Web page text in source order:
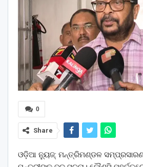
0
Share
ଓଡ଼ିଆ ନ୍ୟୁଜ୍: ମନ୍ତ୍ରିମଣ୍ଡଳ ସମ୍ପ୍ରସାରଣ